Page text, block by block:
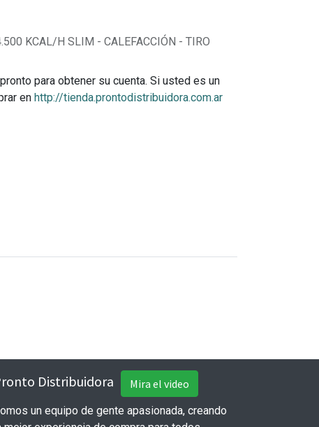
KCAL/H SLIM - CALEFACCIÓN - TIRO
para obtener su cuenta. Si usted es un
en http://tienda.prontodistribuidora.com.ar
Distribuidora Mira el video
un equipo de gente apasionada, creando